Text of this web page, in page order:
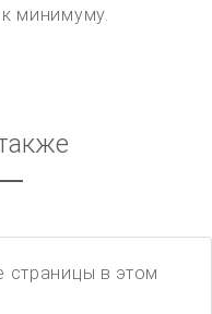
минимуму.
страницы в этом